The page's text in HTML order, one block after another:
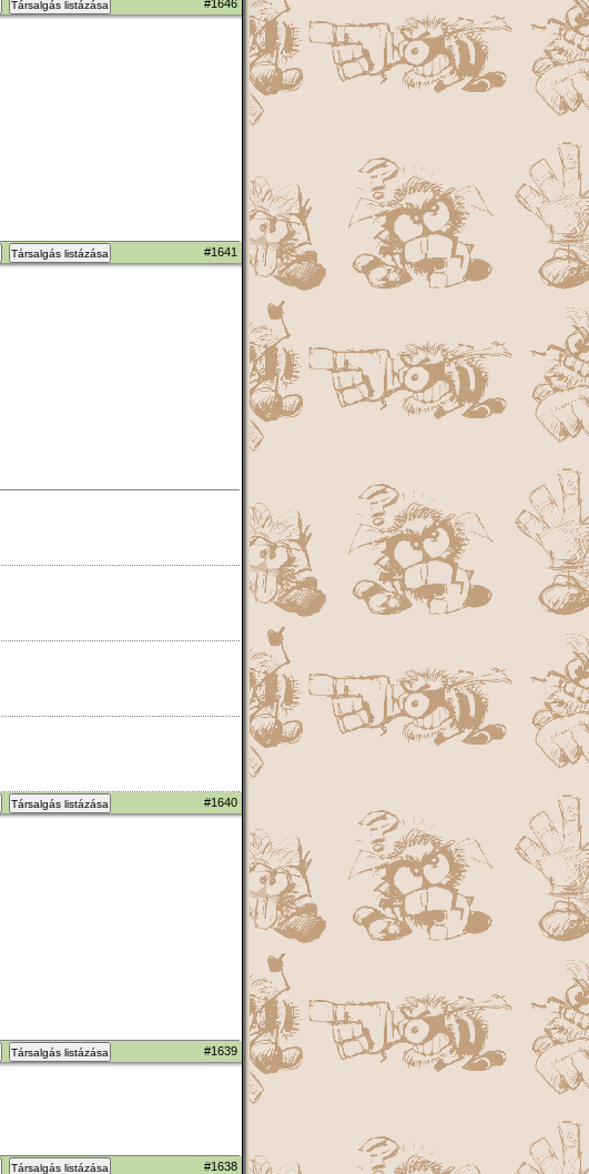
Társalgás listázása #1646
Társalgás listázása #1641
Társalgás listázása #1640
Társalgás listázása #1639
Társalgás listázása #1638